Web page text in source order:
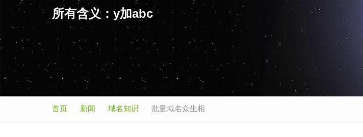
所有含义：y加abc
首页 新闻 域名知识 批量域名众生相